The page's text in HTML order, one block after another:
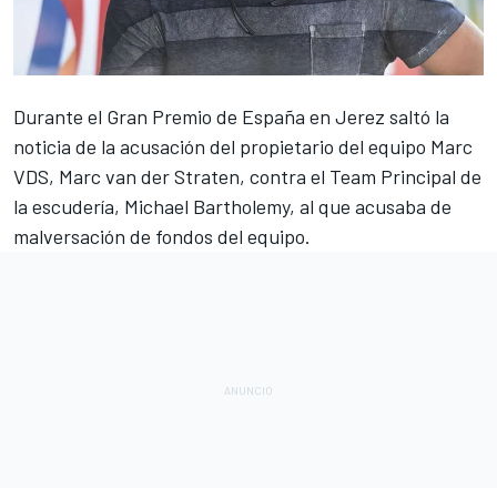
Durante el Gran Premio de España en Jerez saltó la
noticia de la acusación del propietario del equipo Marc
VDS, Marc van der Straten, contra el Team Principal de
la escudería, Michael Bartholemy, al que acusaba de
malversación de fondos del equipo.